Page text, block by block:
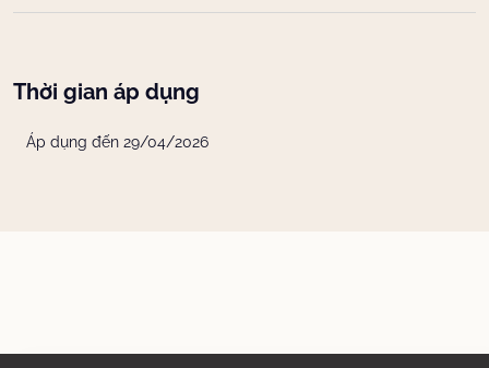
Thời gian áp dụng
Áp dụng đến 29/04/2026